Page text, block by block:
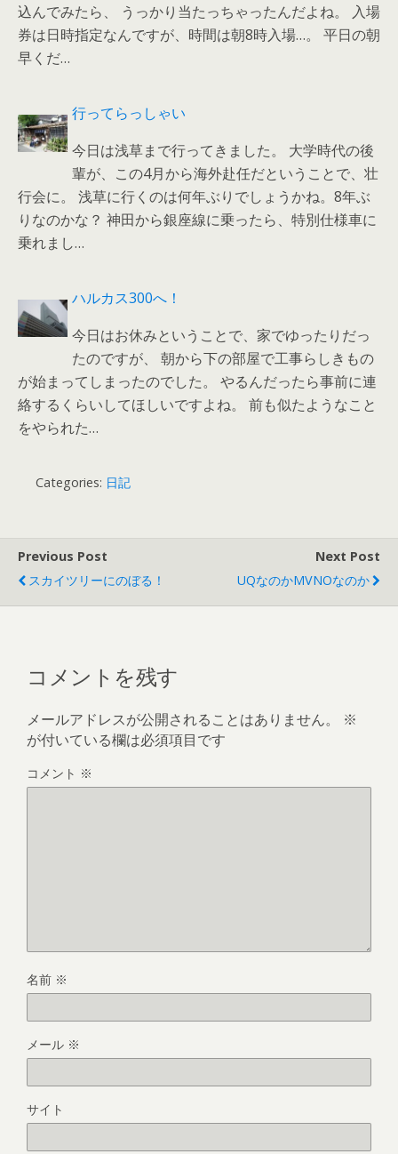
込んでみたら、 うっかり当たっちゃったんだよね。 入場
券は日時指定なんですが、時間は朝8時入場…。 平日の朝
早くだ…
行ってらっしゃい
今日は浅草まで行ってきました。 大学時代の後
輩が、この4月から海外赴任だということで、壮
行会に。 浅草に行くのは何年ぶりでしょうかね。8年ぶ
りなのかな？ 神田から銀座線に乗ったら、特別仕様車に
乗れまし…
ハルカス300へ！
今日はお休みということで、家でゆったりだっ
たのですが、 朝から下の部屋で工事らしきもの
が始まってしまったのでした。 やるんだったら事前に連
絡するくらいしてほしいですよね。 前も似たようなこと
をやられた…
Categories: 日記
Previous Post
スカイツリーにのぼる！
Next Post
UQなのかMVNOなのか
コメントを残す
メールアドレスが公開されることはありません。
※
が付いている欄は必須項目です
コメント ※
名前 ※
メール ※
サイト